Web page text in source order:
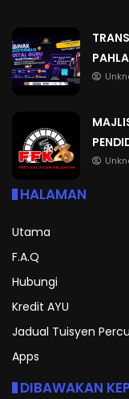
HALAMAN
Utama
F.A.Q
Hubungi
Kredit AYU
Jadual Tuisyen
Apps
DIBAWAKAN